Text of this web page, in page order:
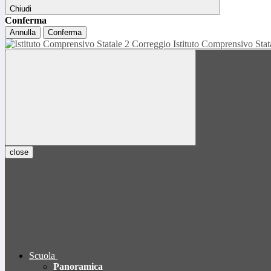
Chiudi
Conferma
Annulla Conferma
Istituto Comprensivo
close
Scuola
Panoramica